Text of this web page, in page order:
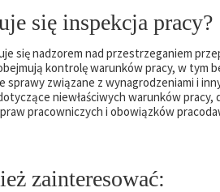
się inspekcja pracy?
się nadzorem nad przestrzeganiem
kontrolę warunków pracy, w
sprawy związane z wynagrodzeniami i
niewłaściwych warunków
pracowniczych i obowiązków
zainteresować: